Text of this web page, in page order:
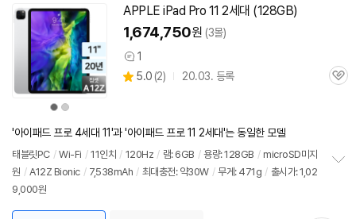
설치 환경·지역에 따라
배송·설치비가 달라집니다.
기
상
품
상
상
품
상
APPLE iPad Pro 11 2세대 (128GB)
1,674,750원 (3몰)
상
품
1
별
5.0 (상
뷰
2) 20.03. 등록
관
'아이패드 프로 4세대 11'과 '아이패드 프로 11 2세대'는 동일한 모델
태블릿PC / Wi-Fi / 11인치 / 120Hz / 램: 6GB / 용량: 128GB / microSD미지
원 / A12Z Bionic / 7,538mAh / 최대충전: 약30W / 무게: 471g / 출시가: 1,02
9,000원